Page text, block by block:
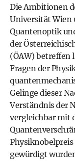
Die Ambitionen
Universität Wien
Quantenoptik
der
(ÖAW) betreffen
Fragen der
Gelinge dieser
Verständnis der
vergleichbar mit
gewürdigt